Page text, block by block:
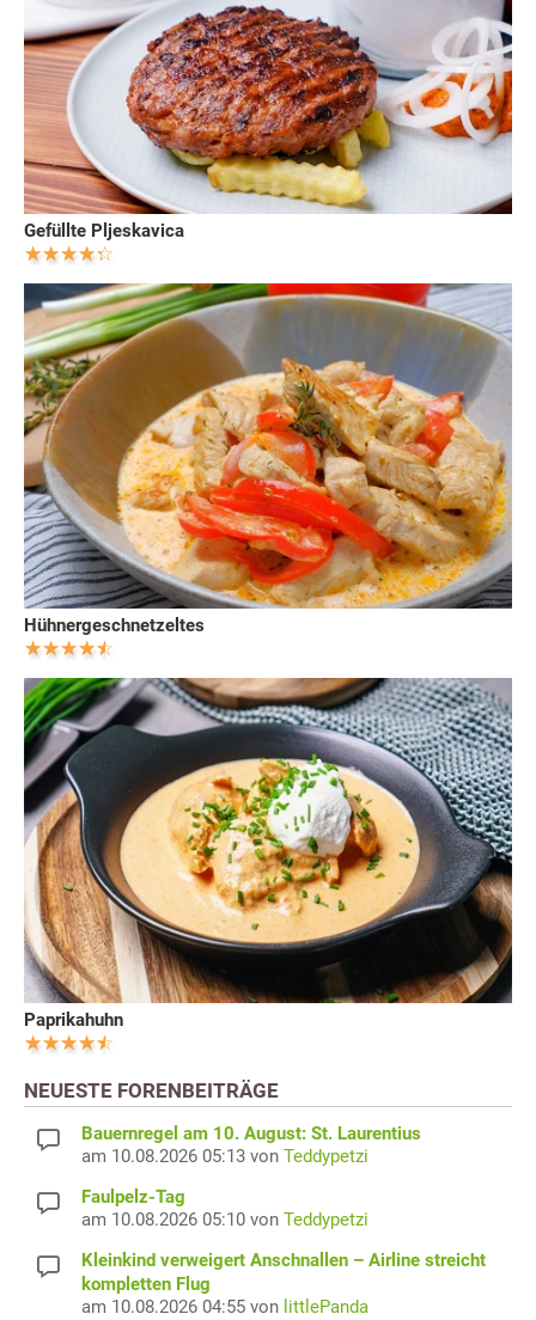
Gefüllte Pljeskavica
Hühnergeschnetzeltes
Paprikahuhn
NEUESTE FORENBEITRÄGE
Bauernregel am 10. August: St. Laurentius
am 10.08.2026 05:13 von Teddypetzi
Faulpelz-Tag
am 10.08.2026 05:10 von Teddypetzi
Kleinkind verweigert Anschnallen – Airline streicht
kompletten Flug
am 10.08.2026 04:55 von littlePanda